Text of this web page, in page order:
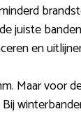
juiste
en
Maar voor